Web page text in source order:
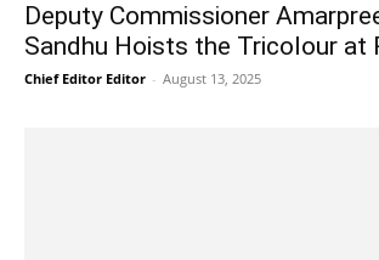
Deputy Commissioner
Sandhu Hoists the Tricolour at
Chief Editor Editor - August 13, 2025